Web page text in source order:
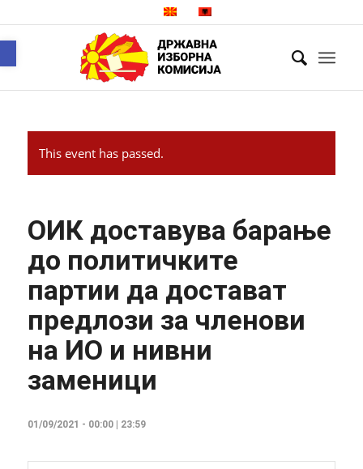
This event has passed.
ОИК доставува барање
до политичките
партии да достават
предлози за членови
на ИО и нивни
заменици
01/09/2021 - 00:00| 23:59
Open toolbar